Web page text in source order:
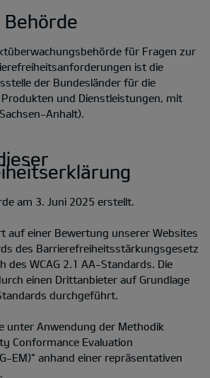
für Fragen zur
ist die
der Bundesländer für die
und Dienstleistungen, mit
Anhalt).
am 3. Juni 2025 erstellt.
auf einer Bewertung unserer Websites
des Barrierefreiheitsstärkungsgesetz
des WCAG 2.1 AA-Standards. Die
einen Drittanbieter auf Grundlage
durchgeführt.
unter Anwendung der Methodik
Conformance Evaluation
EM)" anhand einer repräsentativen